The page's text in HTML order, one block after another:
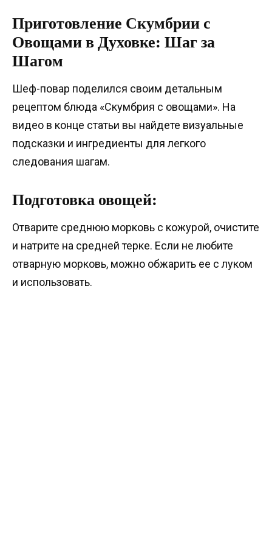
Приготовление Скумбрии с
Овощами в Духовке: Шаг за
Шагом
Шеф-повар поделился своим детальным
рецептом блюда «Скумбрия с овощами». На
видео в конце статьи вы найдете визуальные
подсказки и ингредиенты для легкого
следования шагам.
Подготовка овощей:
Отварите среднюю морковь с кожурой, очистите
и натрите на средней терке. Если не любите
отварную морковь, можно обжарить ее с луком
и использовать.